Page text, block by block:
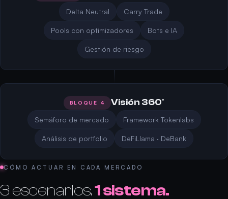
Delta Neutral Carry Trade
Pools con optimizadores Bots e IA
Gestión de riesgo
BLOQUE 4 Visión 360°
Semáforo de mercado Framework Tokenlabs
Análisis de portfolio DeFiLlama · DeBank
CÓMO ACTUAR EN CADA MERCADO
3 escenarios.1 sistema.